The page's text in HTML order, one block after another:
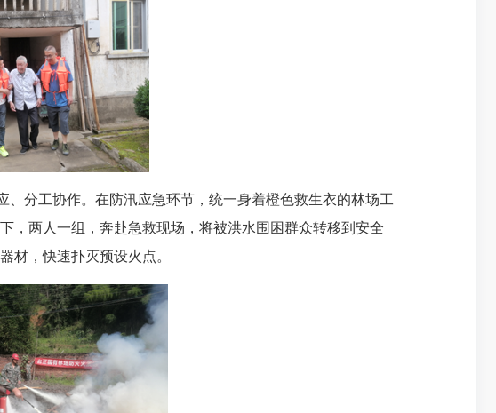
分工协作。在防汛应急环节，统一身着橙色救生衣的林场工
，两人一组，奔赴急救现场，将被洪水围困群众转移到安全
材，快速扑灭预设火点。